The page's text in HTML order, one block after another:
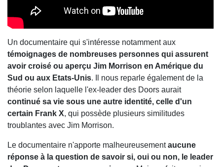
Un documentaire qui s'intéresse notamment aux
témoignages de nombreuses personnes qui assurent
avoir croisé ou aperçu Jim Morrison en Amérique du
Sud ou aux Etats-Unis. Il nous reparle également de la
théorie selon laquelle l'ex-leader des Doors aurait
continué sa vie sous une autre identité, celle d'un
certain Frank X, qui possède plusieurs similitudes
troublantes avec Jim Morrison.
Le documentaire n'apporte malheureusementaucune
réponse à la question de savoir si, oui ou non, le leader